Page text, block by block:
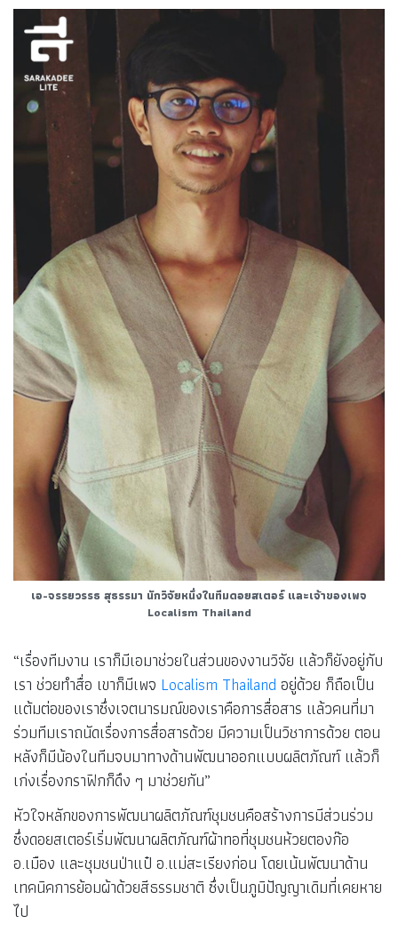
เอ-จรรยวรรธ สุธรรมา นักวิจัยหนึ่งในทีมดอยสเตอร์ และเจ้าของเพจ
Localism Thailand
“เรื่องทีมงาน เราก็มีเอมาช่วยในส่วนของงานวิจัย แล้วก็ยังอยู่กับ
เรา ช่วยทำสื่อ เขาก็มีเพจ Localism Thailand อยู่ด้วย ก็ถือเป็น
แต้มต่อของเราซึ่งเจตนารมณ์ของเราคือการสื่อสาร แล้วคนที่มา
ร่วมทีมเราถนัดเรื่องการสื่อสารด้วย มีความเป็นวิชาการด้วย ตอน
หลังก็มีน้องในทีมจบมาทางด้านพัฒนาออกแบบผลิตภัณฑ์ แล้วก็
เก่งเรื่องกราฟิกก็ดึง ๆ มาช่วยกัน”
หัวใจหลักของการพัฒนาผลิตภัณฑ์ชุมชนคือสร้างการมีส่วนร่วม
ซึ่งดอยสเตอร์เริ่มพัฒนาผลิตภัณฑ์ผ้าทอที่ชุมชนห้วยตองก๊อ
อ.เมือง และชุมชนป่าแป๋ อ.แม่สะเรียงก่อน โดยเน้นพัฒนาด้าน
เทคนิคการย้อมผ้าด้วยสีธรรมชาติ ซึ่งเป็นภูมิปัญญาเดิมที่เคยหาย
ไป